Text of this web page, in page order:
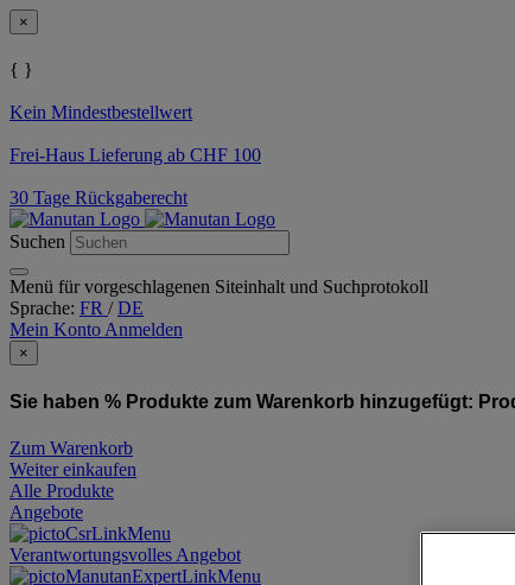
×
{ }
Kein Mindestbestellwert
Frei-Haus Lieferung ab CHF 100
30 Tage Rückgaberecht
Suchen
Menü für vorgeschlagenen Siteinhalt und Suchprotokoll
Sprache: FR /DE
Mein Konto Anmelden
×
Sie haben % Produkte zum Warenkorb hinzugefügt:
Zum Warenkorb
Weiter einkaufen
Alle Produkte
Angebote
Verantwortungsvolles Angebot